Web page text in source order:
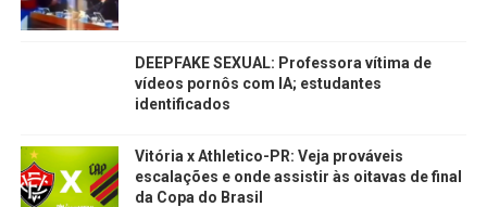
DEEPFAKE SEXUAL: Professora vítima de
vídeos pornôs com IA; estudantes
identificados
Vitória x Athletico-PR: Veja prováveis
escalações e onde assistir às oitavas de final
da Copa do Brasil